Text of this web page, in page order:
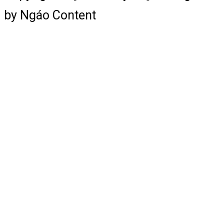
by Ngáo Content